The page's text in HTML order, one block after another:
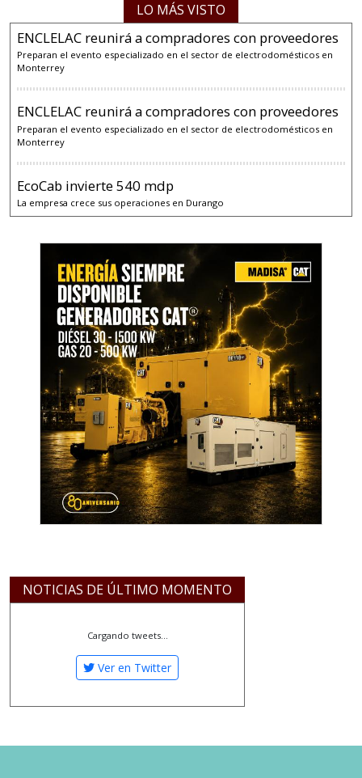
LO MÁS VISTO
ENCLELAC reunirá a compradores con proveedores
Preparan el evento especializado en el sector de electrodomésticos en
Monterrey
ENCLELAC reunirá a compradores con proveedores
Preparan el evento especializado en el sector de electrodomésticos en
Monterrey
EcoCab invierte 540 mdp
La empresa crece sus operaciones en Durango
NOTICIAS DE ÚLTIMO MOMENTO
Cargando tweets...
Ver en Twitter